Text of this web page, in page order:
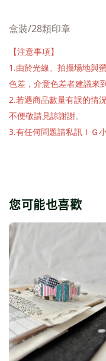
盒裝/28顆印章
【注意事項】
1.由於光線、拍攝場地與
色差，介意色差者建議來
2.若遇商品數量有誤的情
不便敬請見諒謝謝。
3.有任何問題請私訊ＩＧ
您可能也喜歡